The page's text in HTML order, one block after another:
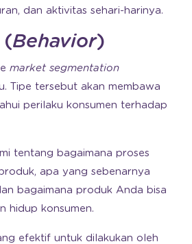
dan aktivitas sehari-harinya.
(Behavior)
market segmentation
Tipe tersebut akan membawa
perilaku konsumen terhadap
tentang bagaimana proses
apa yang sebenarnya
bagaimana produk Anda bisa
hidup konsumen.
efektif untuk dilakukan oleh